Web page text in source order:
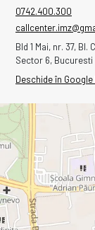
0742.400.300
Bld 1 Mai, nr. 37, Bl.
Sector 6, Bucuresti
Deschide în Google